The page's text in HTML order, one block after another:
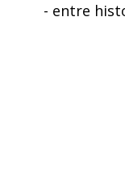
- entre